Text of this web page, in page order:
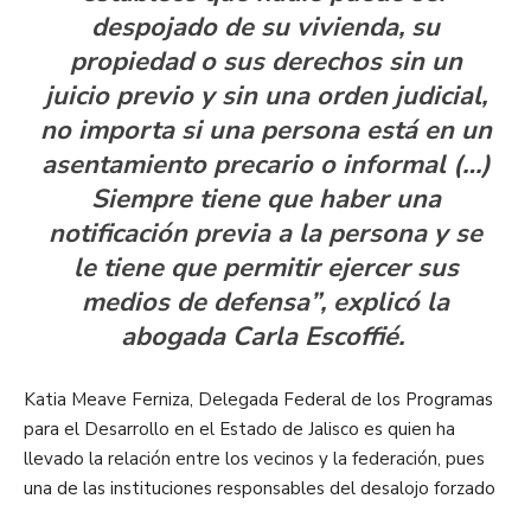
despojado de su vivienda, su
propiedad o sus derechos sin un
juicio previo y sin una orden judicial,
no importa si una persona está en un
asentamiento precario o informal (…)
Siempre tiene que haber una
notificación previa a la persona y se
le tiene que permitir ejercer sus
medios de defensa”, explicó la
abogada Carla Escoffié.
Katia Meave Ferniza, Delegada Federal de los Programas
para el Desarrollo en el Estado de Jalisco es quien ha
llevado la relación entre los vecinos y la federación, pues
una de las instituciones responsables del desalojo forzado